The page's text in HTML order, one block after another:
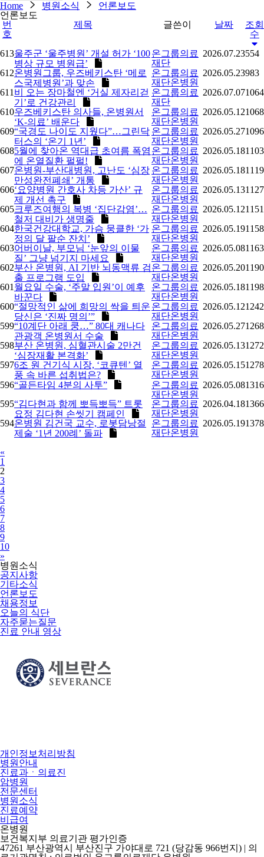
Home
병원소식
언론보도
언론보도
번
호
제목 글쓴이 날짜
조회
수
613​울주군 ‘울주병원’ 개설 허가 ‘100
병상 규모 병원급’
온그룹의료
재단
2026.07.23554
612온병원그룹, 우즈베키스탄 ‘메로
스국제병원’과 맞손
온그룹의료
재단온병원
2026.05.23983
611 비 오는 장마철엔 ‘거실 제자리걷
기’로 건강관리
온그룹의료
재단
2026.07.071064
610우즈베키스탄 의사들, 온병원서
‘K-의료’ 배운다​
온그룹의료
재단온병원
2026.05.121068
609“국경도 나이도 지웠다”…그린닥
터스의 ‘온기 1년’
온그룹의료
재단온병원
2026.05.271096
608​5월에 찾아온 역대급 초여름 폭염
에 온열질환 펄펄!​
온그룹의료
재단온병원
2026.05.181103
607온병원-부산대병원, 고난도 ‘심장
만성완전폐쇄’ 개통
온그룹의료
재단온병원
2026.05.181119
606‘요양병원 간호사 차등 가산’ 규
제 개선 촉구​​
온그룹의료
재단온병원
2026.05.131127
605크루즈여행의 복병 ‘집단감염’…
철저 대비가 생명줄​
온그룹의료
재단온병원
2026.05.121151
604한국건강대학교, 가슴 뭉클한 ‘가
정의 달 팔순 잔치’
온그룹의료
재단온병원
2026.05.191158
603어버이날, 부모님 ‘눈앞의 이물
질’ 그냥 넘기지 마세요​
온그룹의료
재단온병원
2026.05.081163
602부산 온병원, AI 기반 뇌동맥류 검
출 프로그램 도입
온그룹의료
재단온병원
2026.05.201190
601 월요일 수술, ‘주말 입원’이 예후
바꾼다
온그룹의료
재단온병원
2026.05.181198
600“절망적인 삶에 희망의 싹을 틔운
당신은 ‘진짜 명의’”​
온그룹의료
재단온병원
2026.05.121242
599“10계단 아래 쿵…” 80대 캐나다
관광객 온병원서 수술
온그룹의료
재단온병원
2026.05.271268
598부산 온병원, 심혈관시술 2만건
‘심장재활 본격화’
온그룹의료
재단온병원
2026.05.131272
5976조 원 건기식 시장, ‘코큐텐’ 열
풍 속 바른 섭취법은?
온그룹의료
재단온병원
2026.05.151278
596“골든타임 4분의 사투”
온그룹의료
재단온병원
2026.05.081316
595“김다현과 함께 뽀득뽀득” 트롯
요정 김다현 손씻기 캠페인
온그룹의료
재단온병원
2026.04.181366
594온병원 김건국 교수, 로봇담낭절
제술 ‘1년 200례’ 돌파
온그룹의료
재단온병원
2026.05.191378
«
1
2
3
4
5
6
7
8
9
10
»
병원소식
공지사항
기타소식
언론보도
채용정보
오늘의 식단
자주묻는질문
진료 안내 영상
개인정보처리방침
병원안내
진료과ㆍ의료진
암병원
전문센터
병원소식
진료예약
비급여
온병원
보건복지부 의료기관 평가인증
47261 부산광역시 부산진구 가야대로 721 (당감동 966번지) | 의